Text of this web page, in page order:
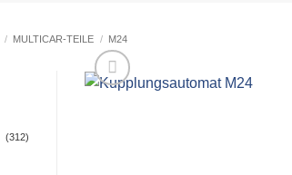
/ MULTICAR-TEILE / M24
(312)